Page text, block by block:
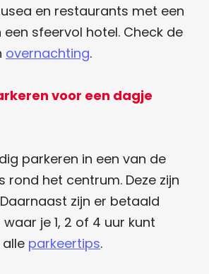
en restaurants met een
sfeervol hotel. Check de
overnachting.
voor een dagje
parkeren in een van de
rond het centrum. Deze zijn
zijn er betaald
je 1, 2 of 4 uur kunt
alle parkeertips.